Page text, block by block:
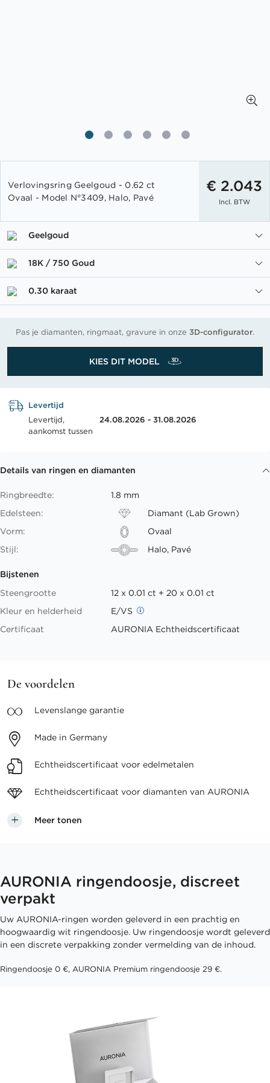
het
begin
de
afbeeldingen-
Verlovingsring Geelgoud - 0.62 ct
Ovaal - Model N°3409, Halo, Pavé
€ 2.043
Incl. BTW
Geelgoud
18K / 750 Goud
0.30 karaat
Pas je diamanten, ringmaat, gravure in onze 3D-configurator.
KIES DIT MODEL
Levertijd
Levertijd,
aankomst tussen
24.08.2026 - 31.08.2026
Details van ringen en diamanten
Ringbreedte:
1.8 mm
Edelsteen:
Diamant (Lab Grown)
Vorm:
Ovaal
Stijl:
Halo, Pavé
Bijstenen
Steengrootte
12 x 0.01 ct + 20 x 0.01 ct
Kleur en helderheid
E/VS
Certificaat
AURONIA Echtheidscertificaat
De voordelen
Levenslange garantie
Made in Germany
Echtheidscertificaat voor edelmetalen
Echtheidscertificaat voor diamanten van AURONIA
Meer tonen
AURONIA ringendoosje, discreet
verpakt
Uw AURONIA-ringen worden geleverd in een prachtig en
hoogwaardig wit ringendoosje. Uw ringendoosje wordt geleverd
in een discrete verpakking zonder vermelding van de inhoud.
Ringendoosje 0 €, AURONIA Premium ringendoosje 29 €.